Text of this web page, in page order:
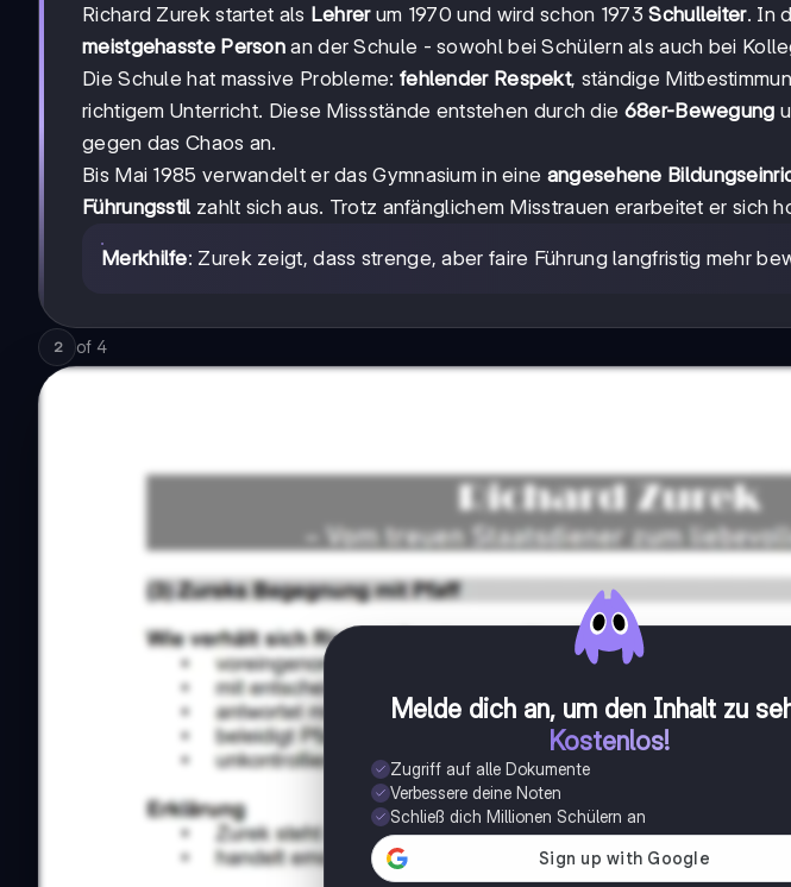
Richard Zurek startet als Lehrerum 1970 und wird schon 1973Schulleiter. In
meistgehasste Person an der Schule - sowohl bei Schülern als auch bei
Die Schule hat massive Probleme: fehlender Respekt, ständige
richtigem Unterricht. Diese Missstände entstehen durch die 68er-Bewegung
gegen das Chaos an.
Bis Mai 1985 verwandelt er das Gymnasium in eine angesehene
Führungsstil zahlt sich aus. Trotz anfänglichem Misstrauen erarbeitet er sich
Merkhilfe: Zurek zeigt, dass strenge, aber faire Führung langfristig mehr
2 of 4
Melde dich an, um den Inhalt zu
Kostenlos!
Zugriff auf alle Dokumente
Verbessere deine Noten
Schließ dich Millionen Schülern an